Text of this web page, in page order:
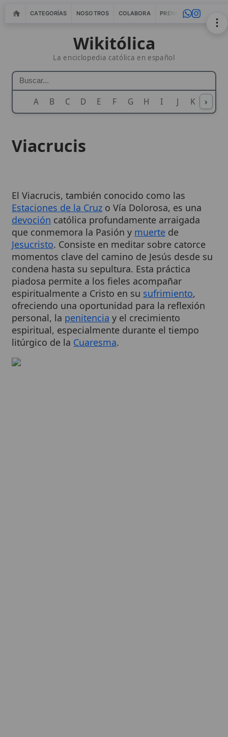
CATEGORÍAS NOSOTROS COLABORA PRENSA WEBMASTERS
Wikitólica
La enciclopedia católica en español
A B C D E F G H I J K L M
›
devocióncatólica profundamente arraigada
que conmemora la Pasión ymuertede
Jesucristo. Consiste en meditar sobre catorce
momentos clave del camino de Jesús desde su
condena hasta su sepultura. Esta práctica
piadosa permite a los fieles acompañar
espiritualmente a Cristo en susufrimiento,
ofreciendo una oportunidad para la reflexión
personal, la
penitenciay el crecimiento
espiritual, especialmente durante el tiempo
litúrgico de laCuaresma.